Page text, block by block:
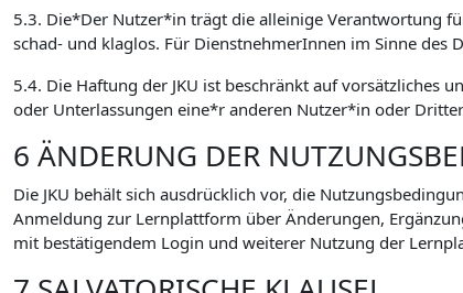
5.3. Die*Der Nutzer*in trägt die alleinige Verantwortung
schad- und klaglos. Für DienstnehmerInnen im Sinne
5.4. Die Haftung der JKU ist beschränkt auf vorsätzliches
oder Unterlassungen eine*r anderen Nutzer*in oder
6 ÄNDERUNG DER
Die JKU behält sich ausdrücklich vor, die
Anmeldung zur Lernplattform über Änderungen,
mit bestätigendem Login und weiterer Nutzung der